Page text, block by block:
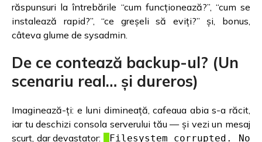
răspunsuri la întrebările “cum funcționează?”, “cum se
instalează rapid?”, “ce greșeli să eviți?” și, bonus,
câteva glume de sysadmin.
De ce contează backup-ul? (Un
scenariu real… și dureros)
Imaginează-ți: e luni dimineață, cafeaua abia s-a răcit,
iar tu deschizi consola serverului tău — și vezi un mesaj
scurt, dar devastator:
Filesystem corrupted. No